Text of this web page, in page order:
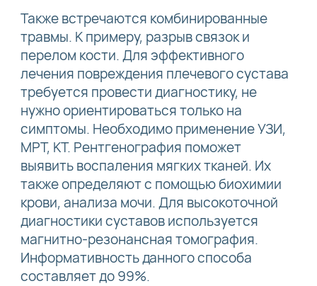
Также встречаются комбинированные
травмы. К примеру, разрыв связок и
перелом кости. Для эффективного
лечения повреждения плечевого сустава
требуется провести диагностику, не
нужно ориентироваться только на
симптомы. Необходимо применение УЗИ,
МРТ, КТ. Рентгенография поможет
выявить воспаления мягких тканей. Их
также определяют с помощью биохимии
крови, анализа мочи. Для высокоточной
диагностики суставов используется
магнитно-резонансная томография.
Информативность данного способа
составляет до 99%.